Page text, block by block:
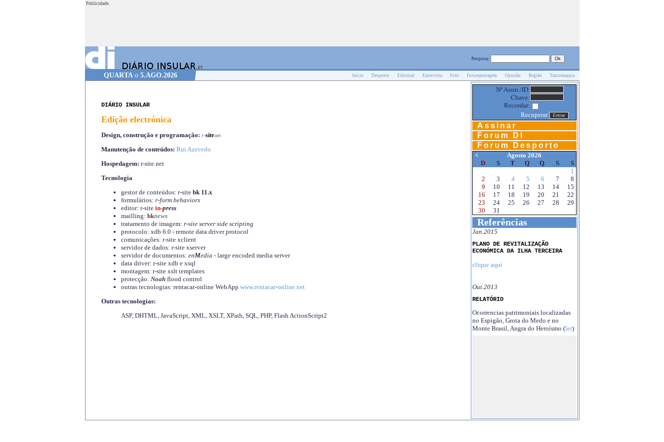
Publicidade.
Pesquisa:
QUARTAo 5.AGO.2026 Início Desporto Editorial Entrevista Foto Fotoreportagem Opinião Região Tauromaquia
DIÁRIO INSULAR
Edição electrónica
Design, construção e programação: r-site.net
Manutenção de conteúdos: Rui Azevedo
Hospedagem: r-site.net
Tecnologia
gestor de conteúdos: r-site bk 11.x
formulários: r-form behaviors
editor: r-site in-press
mailling: bknews
tratamento de imagem: r-site server side scripting
protocolo: xdb 6.0 - remote data driver protocol
comunicações: r-site xclient
servidor de dados: r-site xserver
servidor de documentos: enMedia - large encoded media server
data driver: r-site xdb e xsql
montagem: r-site xslt templates
protecção: Noahflood control
outras tecnologias: rentacar-online WebApp www.rentacar-online.net
Outras tecnologias:
ASP, DHTML, JavaScript, XML, XSLT, XPath, SQL, PHP, Flash ActionScript2
Nº Assin./ID:
Chave:
Recordar:
Recuperar
Assinar
Forum DI
Forum Desporto
<
Agosto 2026
D
S T Q Q S
S
1
2
3 4 5 6 7
8
9
10 11 12 13 14
15
16
17 18 19 20 21
22
23
24 25 26 27 28
29
30
31
Referências
Jan.2015
PLANO DE REVITALIZAÇÃO
ECONÓMICA DA ILHA TERCEIRA
clique aqui
Out.2013
RELATÓRIO
Ocorrencias patrimoniais localizadas
no Espigão, Grota do Medo e no
Monte Brasil, Angra do Heroísmo (ler)